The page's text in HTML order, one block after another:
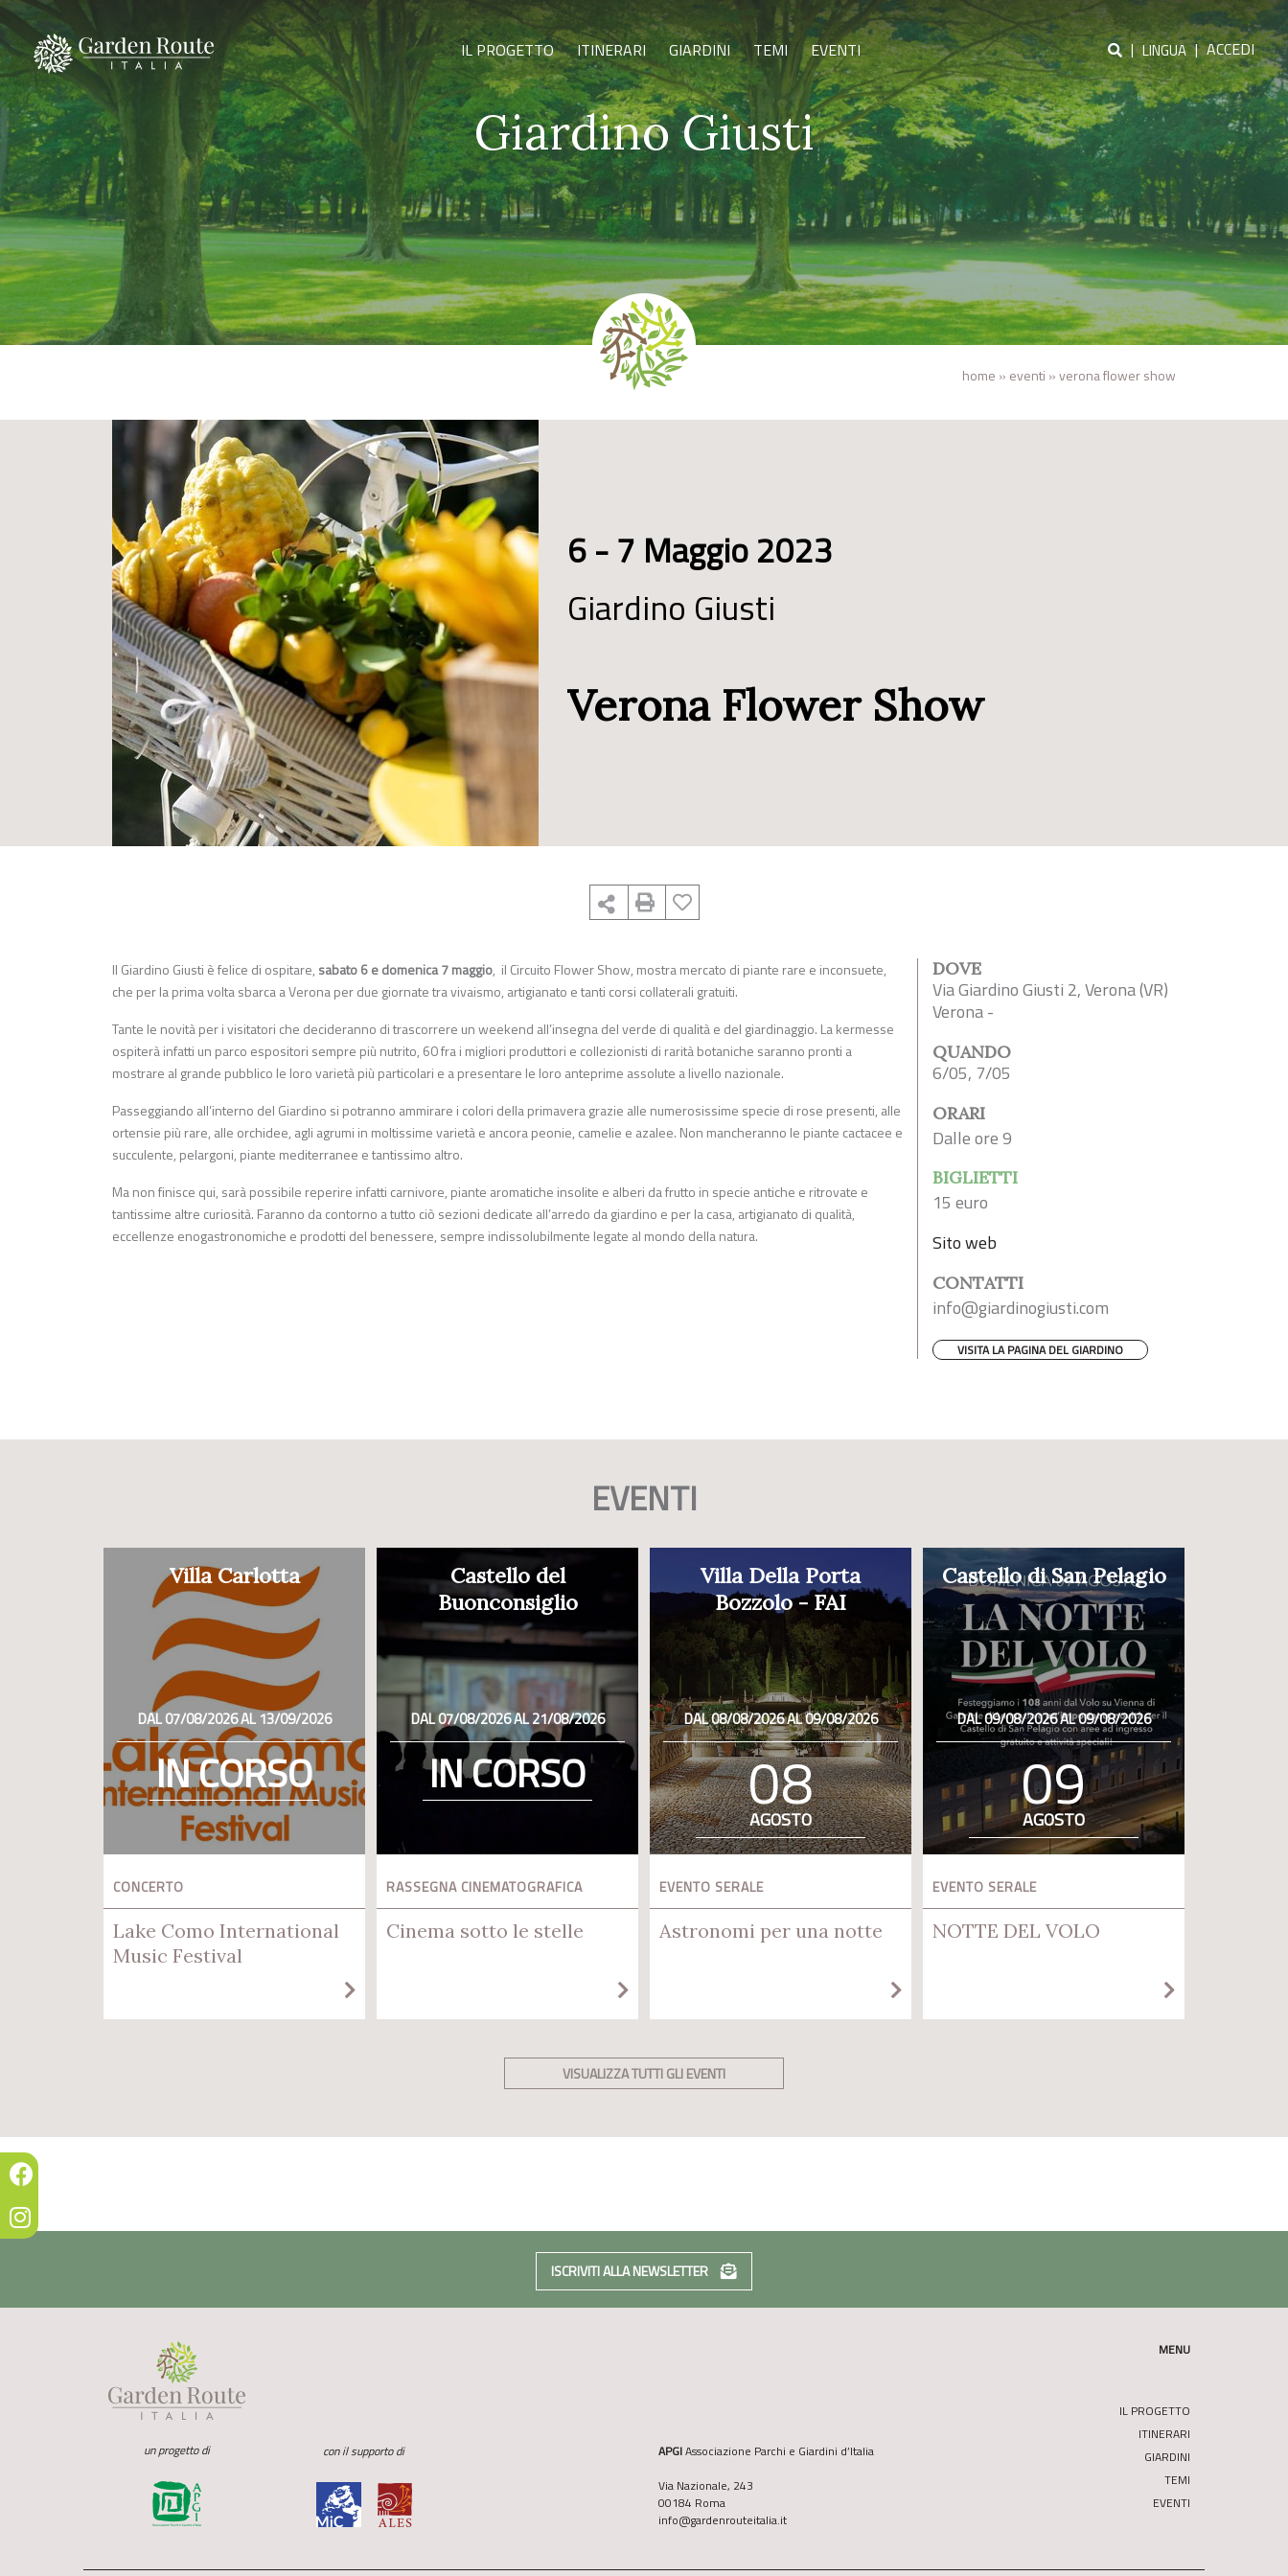
IL PROGETTO ITINERARI GIARDINI TEMI EVENTI | LINGUA | ACCEDI
Giardino Giusti
home » eventi »verona flower show
6 - 7 Maggio 2023
Giardino Giusti
Verona Flower Show
Il Giardino Giusti è felice di ospitare, sabato 6 e domenica 7 maggio, il Circuito Flower Show, mostra mercato di piante rare e inconsuete,
che per la prima volta sbarca a Verona per due giornate tra vivaismo, artigianato e tanti corsi collaterali gratuiti.
Tante le novità per i visitatori che decideranno di trascorrere un weekend all’insegna del verde di qualità e del giardinaggio. La kermesse
ospiterà infatti un parco espositori sempre più nutrito, 60 fra i migliori produttori e collezionisti di rarità botaniche saranno pronti a
mostrare al grande pubblico le loro varietà più particolari e a presentare le loro anteprime assolute a livello nazionale.
Passeggiando all’interno del Giardino si potranno ammirare i colori della primavera grazie alle numerosissime specie di rose presenti, alle
ortensie più rare, alle orchidee, agli agrumi in moltissime varietà e ancora peonie, camelie e azalee. Non mancheranno le piante cactacee e
succulente, pelargoni, piante mediterranee e tantissimo altro.
Ma non finisce qui, sarà possibile reperire infatti carnivore, piante aromatiche insolite e alberi da frutto in specie antiche e ritrovate e
tantissime altre curiosità. Faranno da contorno a tutto ciò sezioni dedicate all’arredo da giardino e per la casa, artigianato di qualità,
eccellenze enogastronomiche e prodotti del benessere, sempre indissolubilmente legate al mondo della natura.
DOVE
Via Giardino Giusti 2, Verona (VR)
Verona -
QUANDO
6/05, 7/05
ORARI
Dalle ore 9
BIGLIETTI
15 euro
Sito web
CONTATTI
info@giardinogiusti.com
VISITA LA PAGINA DEL GIARDINO
EVENTI
Villa Carlotta
DAL 07/08/2026 AL 13/09/2026
IN CORSO
CONCERTO
Lake Como International
Music Festival
Castello del
Buonconsiglio
DAL 07/08/2026 AL 21/08/2026
IN CORSO
RASSEGNA CINEMATOGRAFICA
Cinema sotto le stelle
Villa Della Porta
Bozzolo - FAI
DAL 08/08/2026 AL 09/08/2026
08
AGOSTO
EVENTO SERALE
Astronomi per una notte
Castello di San Pelagio
DAL 09/08/2026 AL 09/08/2026
09
AGOSTO
EVENTO SERALE
NOTTE DEL VOLO
VISUALIZZA TUTTI GLI EVENTI
ISCRIVITI ALLA NEWSLETTER
un progetto di con il supporto di APGIAssociazione Parchi e Giardini d’Italia
Via Nazionale, 243
00184 Roma
info@gardenrouteitalia.it
MENU
IL PROGETTO
ITINERARI
GIARDINI
TEMI
EVENTI